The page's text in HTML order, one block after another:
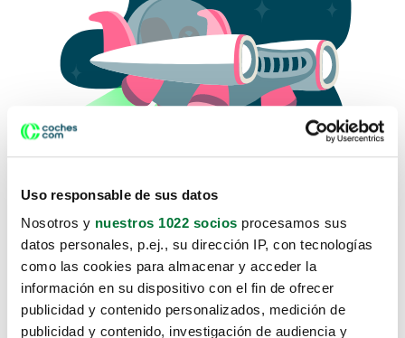
Uso responsable de sus datos
Nosotros y nuestros 1022 socios procesamos sus
datos personales, p.ej., su dirección IP, con tecnologías
como las cookies para almacenar y acceder la
información en su dispositivo con el fin de ofrecer
publicidad y contenido personalizados, medición de
publicidad y contenido, investigación de audiencia y
Lo sentimos, no sabemos como
te hemos traido hasta aquí.